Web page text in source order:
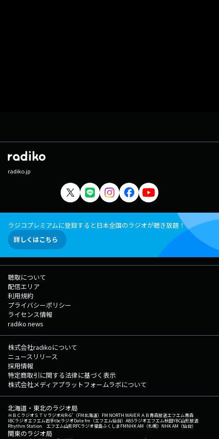
radiko.jp
ラジコプレミアムに登録すると日本全国のラジオが聴き放題！
詳しくはこちら
聴取について
配信エリア
利用規約
プライバシーポリシー
ライセンス情報
radiko news
株式会社radikoについて
ニュースリリース
採用情報
特定商取引に関する法律に基づく表示
株式会社メディアプラットフォームラボについて
北海道・東北のラジオ局
ＨＢＣラジオＳＴＶラジオAIR-G'（FM北海道） FM NORTH WAVEＲＡＢ青森放送エフエム青森
IBCラジオエフエム岩手tbcラジオDate fm（エフエム仙台） ABSラジオエフエム秋田YBC山形放送
Rhythm Station エフエム山形RFCラジオ福島ふくしまFMNHK AM（札幌） NHK AM（仙台）
関東のラジオ局